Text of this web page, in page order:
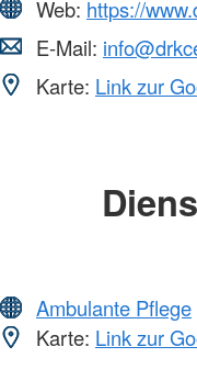
Web: https://
E-Mail:
Karte: Link zur
Ambulante Pflege
Karte: Link zur